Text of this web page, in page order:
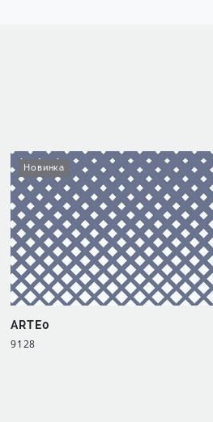
Новинка
ARTE0
9128